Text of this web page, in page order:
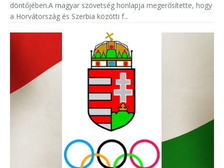
döntőjében.A magyar szövetség honlapja megerősítette, hogy
a Horvátország és Szerbia közötti f...